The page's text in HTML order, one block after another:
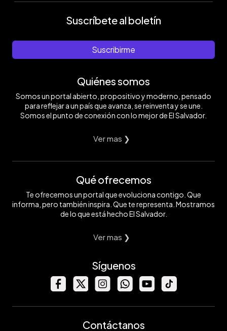
Suscríbete al boletín
Suscribirme
Quiénes somos
Somos un portal abierto, propositivo y moderno, pensado
para reflejar a un país que avanza, se reinventa y se une.
Somos el punto de conexión con lo mejor de El Salvador.
Ver mas ❯
Qué ofrecemos
Te ofrecemos un portal que evoluciona contigo. Que
informa, pero también inspira. Que te representa. Mostramos
de lo que está hecho El Salvador.
Ver mas ❯
Síguenos
Contáctanos